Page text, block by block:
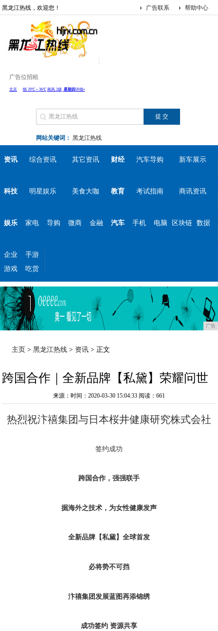
黑龙江热线，欢迎您！ 帮助中心
广告联系
广告位招租
网站关键词： 黑龙江热线
资讯 综合资讯 其它资讯 财经 汽车导购 新车展示
科技 明星娱乐 美食大咖 教育 考试指南 商讯资讯
娱乐 家电 导购 微商 金融 汽车 手机 电脑 区块链 数据
企业
手游
游戏
吃货
广告
主页 >黑龙江热线 > 资讯 > 正文
跨国合作｜全新品牌【私黛】荣耀问世
来源：时间：2020-03-30 15:04:33 阅读：661
热烈祝汴禧集团与日本桜井健康研究株式会社
签约成功
跨国合作，强强联手
掘海外之技术，为女性健康发声
全新品牌【私黛】全球首发
必将势不可挡
汴禧集团发展蓝图再添锦绣
成功签约 资源共享